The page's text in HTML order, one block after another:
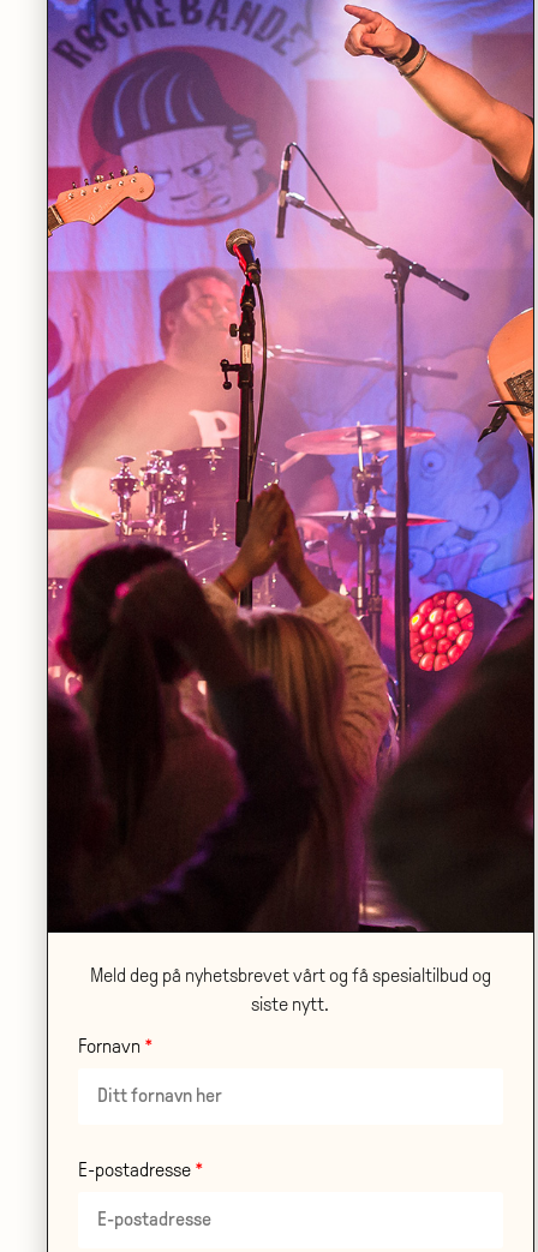
LES MER
TORSDAG 12.11 •STORSALEN
Stein Torleif Bjella med Band
LES MER
SANDEN SCENE
Ambjørnsen på scene og lerret – en
samtale mellom Axel Hellstenius og
Alf van der Hagen
SØNDAG 01.11 •STORSALEN
Meld deg på nyhetsbrevet vårt og få spesialtilbud og
siste nytt.
Fornavn
E-postadresse